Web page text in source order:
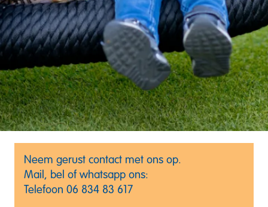
Neem gerust contact met ons op.
Mail, bel of whatsapp ons:
Telefoon 06 834 83 617